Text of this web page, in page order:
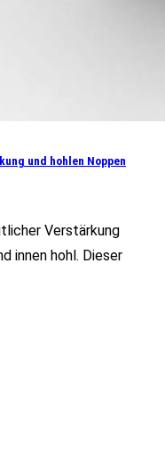
und hohlen Noppen
Verstärkung
innen hohl. Dieser